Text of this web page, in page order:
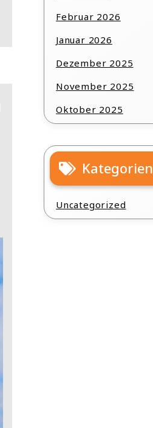
Februar 2026
Januar 2026
Dezember 2025
November 2025
Oktober 2025
Kategorien
Uncategorized